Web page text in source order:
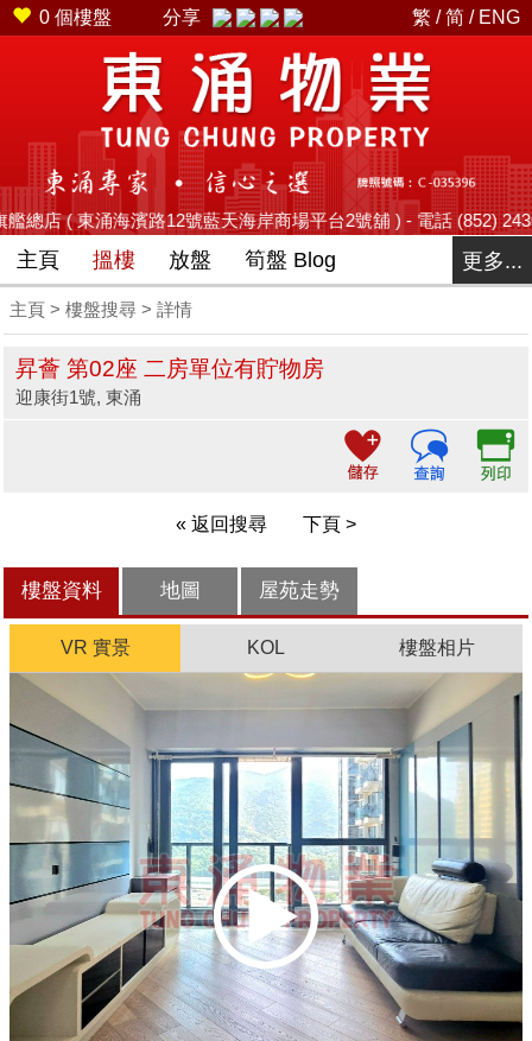
0 個樓盤 分享 繁 /简 / ENG
東涌海濱路12號藍天海岸商場平台2號舖 ) - 電話 (852)
主頁 搵樓 放盤 筍盤 Blog 更多...
主頁 > 樓盤搜尋 > 詳情
昇薈 第02座 二房單位有貯物房
迎康街1號, 東涌
« 返回搜尋 下頁 >
樓盤資料 地圖 屋苑走勢
VR 實景 KOL 樓盤相片